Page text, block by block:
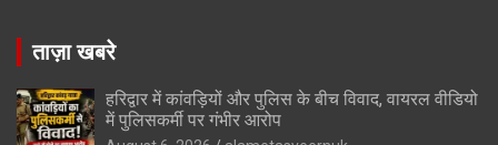
ताज़ा खबरे
हरिद्वार में कांवड़ियों और पुलिस के बीच विवाद, वायरल वीडियो
में पुलिसकर्मी पर गंभीर आरोप